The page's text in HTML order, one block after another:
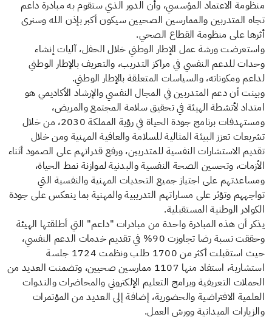
الاعتماد المؤسسي، وأن الدور الذي ستقوم به مبادرة داعم
والممارسين الصحيين سيكون أكبر بإذن الله وسنرى
على منظومة القطاع الصحي.
ورشة عمل الإطار الوطني خلال الحفل، آليات إنشاء
للدعم النفسي في مراكز التدريب، والتعريف بالإطار الوطني
ومكوناته، والسياسات المتعلقة بالإطار الوطني.
أن دعم المتدربين في المجال النفسي والإرشاد الأكاديمي هو
لأنشطة الهيئة في تحقيق سلامة المجتمع والمريض،
ومستهدفات برنامج جودة الحياة في رؤية المملكة 2030، من خلال
تعزز البيئة المثالية للسلامة والعافية المهنية ومن خلال
الاستشارات النفسية للمتدربين، ورفع قدراتهم على الصمود أثناء
وتحسين الصحة النفسية والبدنية لموازنة نمط الحياة،
على اجتياز جميع التحديات المهنية والنفسية التي
وتؤثر على مساراتهم التدريبية والمهنية بما ينعكس على جودة
الوطنية المستقبلية.
هذه المبادرة واحدة من مبادرات "داعم" التي أطلقتها الهيئة
وحققت نسبة رضا تجاوزت 90% في تقديم خدمات الدعم النفسي،
حيث استقبلت أكثر من 1700 طلب ونظمت 1724 جلسة
استشارية، استفاد منها 1107 ممارسين صحيين، وتضمنت العديد من
التعريفية وبرامج التعليم الإلكتروني والمحاضرات والندوات
الافتراضية والحضورية، إضافة إلى العديد من المؤتمرات
الميدانية وورش العمل.